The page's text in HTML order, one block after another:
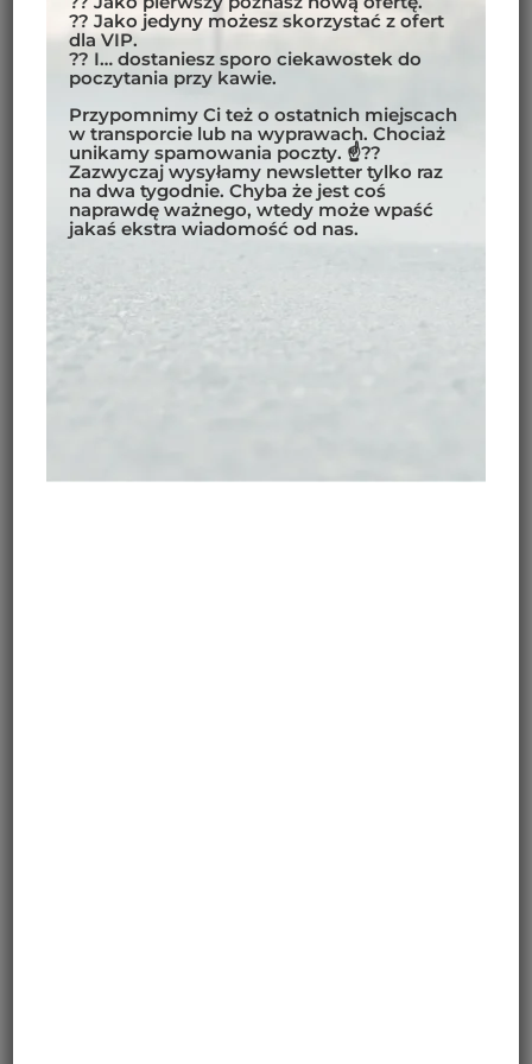
naprawdę niezwykłe! Zachwyca turkusową taflą
mieniącą się na tle ośnieżonych szczytów. Kolor wody
pochodzi z mąki skalnej, która trafia do jeziora z
Jezioro Lake Louis jest otoczone świerkowym lasem.
Największe wrażenie robi jednak potężny lodowiec
Victoria, który kończy się tuż nad jego brzegiem.
Spokojnie dotrzesz do niego spacerkiem. A jeśli to
od 1890 r. Fairomnt Chateau oferuje eleganckie
pokoje z widokiem na jezioro, usługi spa i najwyższej
?? Jako jedyny możesz skorzystać z ofert
dla VIP.
?? I… dostaniesz sporo ciekawostek do
poczytania przy kawie.
Przypomnimy Ci też o ostatnich miejscach
w transporcie lub na wyprawach. Chociaż
unikamy spamowania poczty. ☝??
Zazwyczaj wysyłamy newsletter tylko raz
na dwa tygodnie. Chyba że jest coś
naprawdę ważnego, wtedy może wpaść
jakaś ekstra wiadomość od nas.